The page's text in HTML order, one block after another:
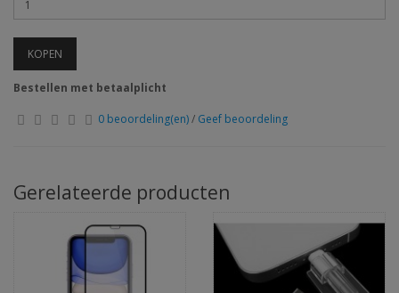
KOPEN
Bestellen met betaalplicht
0 beoordeling(en)/ Geef beoordeling
Gerelateerde producten